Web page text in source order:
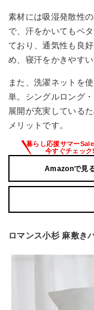
素材には吸湿発散性
で、汗をかいてもベ
ており、通気性も良
め、寝汗をかきやす
また、洗濯ネットを
単。シングルロング
展開が充実している
メリットです。
Amazonで見
ロマンス小杉 麻敷き